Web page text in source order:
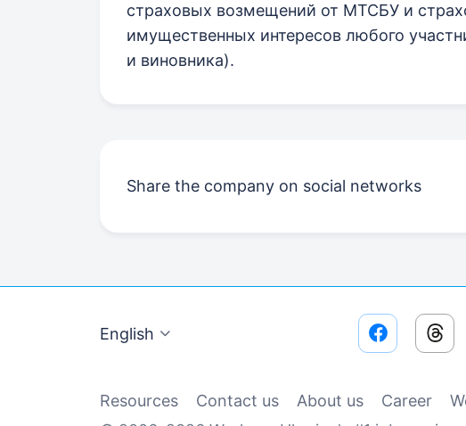
страховых возмещений от МТСБУ и
имущественных интересов любого
и виновника).
Share the company on social networks
English
Resources Contact us About us Сareer